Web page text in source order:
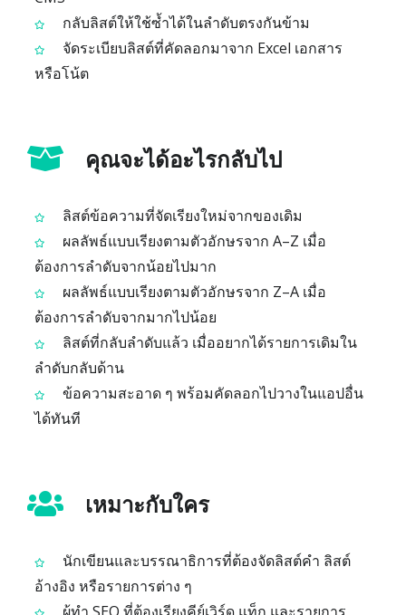
กลับลิสต์ให้ใช้ซ้ำได้ในลำดับตรงกันข้าม
จัดระเบียบลิสต์ที่คัดลอกมาจาก Excel เอกสาร
หรือโน้ต
คุณจะได้อะไรกลับไป
ลิสต์ข้อความที่จัดเรียงใหม่จากของเดิม
ผลลัพธ์แบบเรียงตามตัวอักษรจาก A–Z เมื่อ
ต้องการลำดับจากน้อยไปมาก
ผลลัพธ์แบบเรียงตามตัวอักษรจาก Z–A เมื่อ
ต้องการลำดับจากมากไปน้อย
ลิสต์ที่กลับลำดับแล้ว เมื่ออยากได้รายการเดิมใน
ลำดับกลับด้าน
ข้อความสะอาด ๆ พร้อมคัดลอกไปวางในแอปอื่น
ได้ทันที
เหมาะกับใคร
นักเขียนและบรรณาธิการที่ต้องจัดลิสต์คำ ลิสต์
อ้างอิง หรือรายการต่าง ๆ